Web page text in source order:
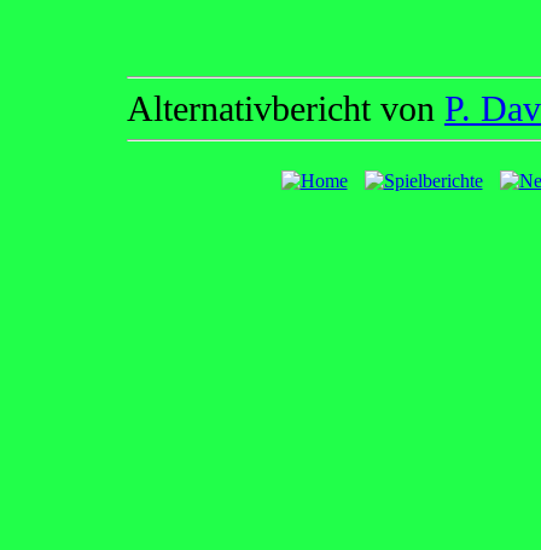
Alternativbericht von P.